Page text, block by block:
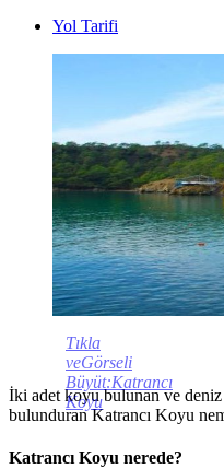
Yol Tarifi
Tıkla
veGörseli
Büyüt:Katrancı
Koyu
İki adet koyu bulunan ve
bulunduran Katrancı Koyu
Katrancı Koyu nerede?